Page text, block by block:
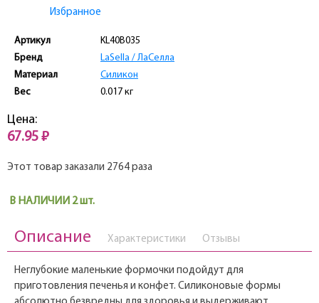
Избранное
Артикул
KL40B035
Бренд
LaSella / ЛаCелла
Материал
Силикон
Вес
0.017 кг
Цена:
67.95 ₽
Этот товар заказали 2764 раза
В НАЛИЧИИ 2 шт.
Описание Характеристики Отзывы
Неглубокие маленькие формочки подойдут для
приготовления печенья и конфет. Силиконовые формы